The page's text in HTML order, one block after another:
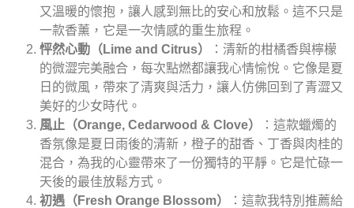
又溫暖的懷抱，讓人感到無比的安心和放鬆。這不只是
一款香薰，它是一次情感的重生旅程。
怦然心動（Lime and Citrus）
：清新的柑橘香與檸檬
的微澀完美融合，每次點燃都讓我心情愉悅。它像是夏
日的微風，帶來了清爽與活力，讓人仿佛回到了青澀又
美好的少女時代。
風止（Orange, Cedarwood & Clove）
：這款蠟燭的
香氛像是夏日雨後的清新，橙子的甜香、丁香與肉桂的
混合，為我的心靈帶來了一份獨特的平靜。它是忙碌一
天後的最佳放鬆方式。
初遇（Fresh Orange Blossom）
：這款我特別推薦給